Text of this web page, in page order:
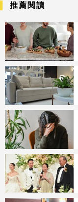
推薦閱讀